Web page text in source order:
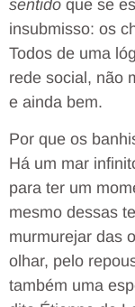
sentido que se
insubmisso: os
Todos de uma
rede social, não
e ainda bem.
Por que os
Há um mar
para ter um
mesmo dessas
murmurejar das
olhar, pelo
também uma